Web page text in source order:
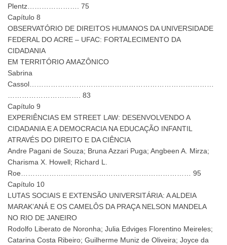
Plentz…………………. 75
Capítulo 8
OBSERVATÓRIO DE DIREITOS HUMANOS DA UNIVERSIDADE
FEDERAL DO ACRE – UFAC: FORTALECIMENTO DA
CIDADANIA
EM TERRITÓRIO AMAZÔNICO
Sabrina
Cassol……………………………………………………………………
…………………………. 83
Capítulo 9
EXPERIÊNCIAS EM STREET LAW: DESENVOLVENDO A
CIDADANIA E A DEMOCRACIA NA EDUCAÇÃO INFANTIL
ATRAVÉS DO DIREITO E DA CIÊNCIA
Andre Pagani de Souza; Bruna Azzari Puga; Angbeen A. Mirza;
Charisma X. Howell; Richard L.
Roe……………………………………………………………… 95
Capítulo 10
LUTAS SOCIAIS E EXTENSÃO UNIVERSITÁRIA: A ALDEIA
MARAK’ANÁ E OS CAMELÔS DA PRAÇA NELSON MANDELA
NO RIO DE JANEIRO
Rodolfo Liberato de Noronha; Julia Edviges Florentino Meireles;
Catarina Costa Ribeiro; Guilherme Muniz de Oliveira; Joyce da